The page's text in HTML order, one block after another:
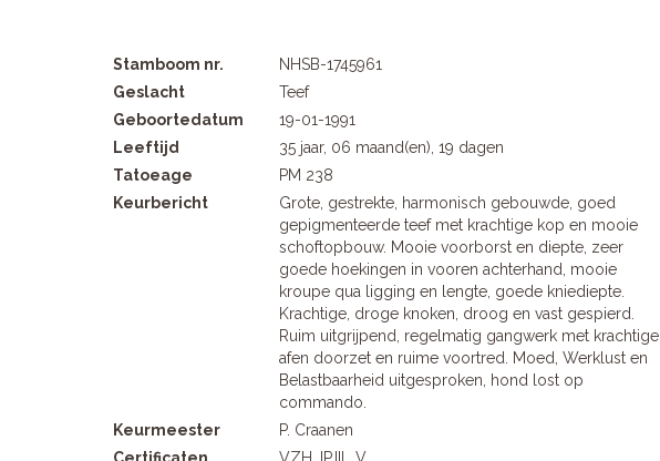
Stamboom nr.
NHSB-1745961
Geslacht
Teef
Geboortedatum
19-01-1991
Leeftijd
35 jaar, 06 maand(en), 19 dagen
Tatoeage
PM 238
Keurbericht
Grote, gestrekte, harmonisch gebouwde, goed
gepigmenteerde teef met krachtige kop en mooie
schoftopbouw. Mooie voorborst en diepte, zeer
goede hoekingen in vooren achterhand, mooie
kroupe qua ligging en lengte, goede kniediepte.
Krachtige, droge knoken, droog en vast gespierd.
Ruim uitgrijpend, regelmatig gangwerk met krachtige
afen doorzet en ruime voortred. Moed, Werklust en
Belastbaarheid uitgesproken, hond lost op
commando.
Keurmeester
P. Craanen